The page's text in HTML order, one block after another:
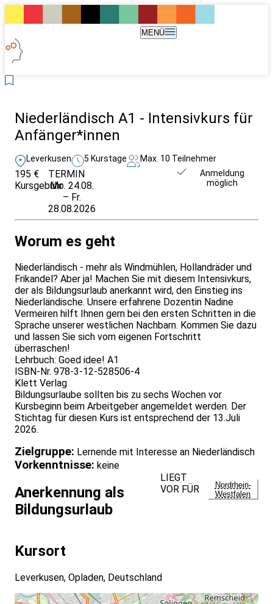
MENÜ
Niederländisch A1 - Intensivkurs für
Anfänger*innen
Leverkusen 5 Kurstage Max. 10 Teilnehmer
195 €
Kursgebühr
TERMIN
Mo. 24.08.
– Fr.
28.08.2026
Anmeldung
möglich
Worum es geht
Niederländisch - mehr als Windmühlen, Hollandräder und
Frikandel? Aber ja! Machen Sie mit diesem Intensivkurs,
der als Bildungsurlaub anerkannt wird, den Einstieg ins
Niederländische. Unsere erfahrene Dozentin Nadine
Vermeiren hilft Ihnen gern bei den ersten Schritten in die
Sprache unserer westlichen Nachbarn. Kommen Sie dazu
und lassen Sie sich vom eigenen Fortschritt
überraschen!
Lehrbuch: Goed idee! A1
ISBN-Nr. 978-3-12-528506-4
Klett Verlag
Bildungsurlaube sollten bis zu sechs Wochen vor
Kursbeginn beim Arbeitgeber angemeldet werden. Der
Stichtag für diesen Kurs ist entsprechend der 13.Juli
2026.
Zielgruppe: Lernende mit Interesse an Niederländisch
Vorkenntnisse: keine
Anerkennung als
Bildungsurlaub
LIEGT
VOR FÜR
Nordrhein-
Westfalen
Kursort
Leverkusen, Opladen, Deutschland